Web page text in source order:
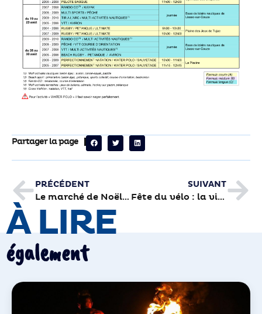
Partager la page
PRÉCÉDENT
Le marché de Noël se prépare dès maintenant
SUIVANT
Fête du vélo : la ville à vélo
À LIRE
également